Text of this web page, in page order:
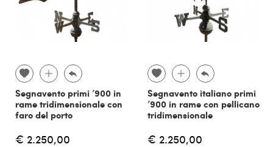
Segnavento primi ’900 in
rame tridimensionale con
faro del porto
€ 2.250,00
Segnavento italiano primi
’900 in rame con pellicano
tridimensionale
€ 2.250,00